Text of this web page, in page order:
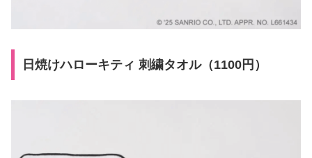
日焼けハローキティ 刺繍タオル（1100円）